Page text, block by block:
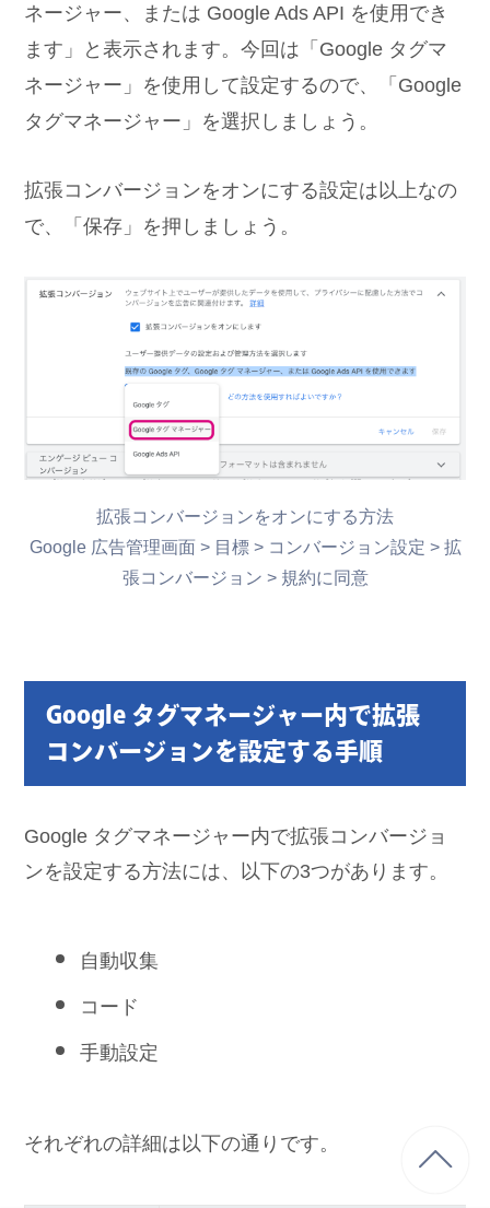
ネージャー、または Google Ads API を使用でき
ます」と表示されます。今回は「Google タグマ
ネージャー」を使用して設定するので、「Google
タグマネージャー」を選択しましょう。
拡張コンバージョンをオンにする設定は以上なの
で、「保存」を押しましょう。
拡張コンバージョンをオンにする方法
Google 広告管理画面 > 目標 > コンバージョン設定 > 拡
張コンバージョン > 規約に同意
Google タグマネージャー内で拡張
コンバージョンを設定する手順
Google タグマネージャー内で拡張コンバージョ
ンを設定する方法には、以下の3つがあります。
自動収集
コード
手動設定
それぞれの詳細は以下の通りです。